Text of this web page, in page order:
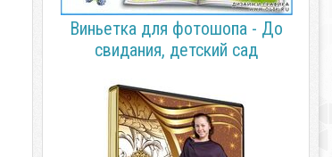
Виньетка для фотошопа - До
свидания, детский сад